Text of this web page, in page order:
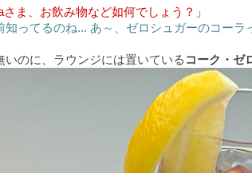
さま、お飲み物など如何でしょう？」
知ってるのね... あ～、ゼロシュガーのコーラ
いのに、ラウンジには置いている コーク・ゼ